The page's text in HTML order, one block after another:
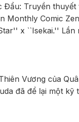
Đẩu: Truyền
Monthly Comic
x ``Isekai.''
Vương của
đã để lại một kỹ